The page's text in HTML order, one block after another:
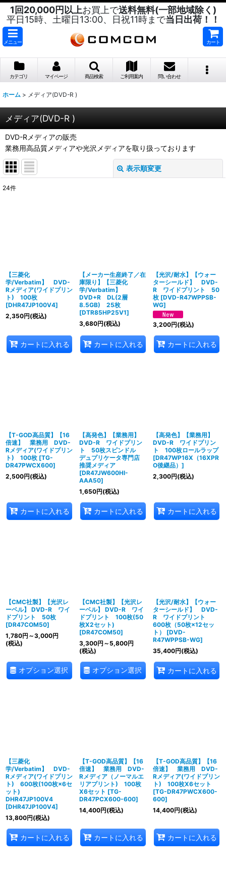
1回20,000円以上お買上で送料無料(一部地域除く)
平日15時、土曜日13:00、日祝11時まで当日出荷！！
メニュー カート
カテゴリ マイページ 商品検索 ご利用案内 問い合わせ
ホーム > メディア(DVD-R )
メディア(DVD-R )
DVD-Rメディアの販売
業務用高品質メディアや光沢メディアを取り扱っております
表示順変更
絞り込む
24件
【三菱化
学/Verbatim】 DVD-
Rメディア(ワイドプリン
ト) 100枚
[DHR47JP100V4]
2,350円(税込)
カートに入れる
【メーカー生産終了／在
庫限り】【三菱化
学/Verbatim】
DVD+R DL(2層
8.5GB) 25枚
[DTR85HP25V1]
3,680円(税込)
カートに入れる
【光沢/耐水】【ウォー
ターシールド】 DVD-
R ワイドプリント 50
枚 [DVD-R47WPPSB-
WG]
3,200円(税込)
カートに入れる
【T-GOD高品質】【16
倍速】 業務用 DVD-
Rメディア(ワイドプリン
ト) 100枚 [TG-
DR47PWCX600]
2,500円(税込)
カートに入れる
【高発色】【業務用】
DVD-R ワイドプリン
ト 50枚スピンドル
デュプリケータ専門店
推奨メディア
[DR47JW600HI-
AAA50]
1,650円(税込)
カートに入れる
【高発色】【業務用】
DVD-R ワイドプリン
ト 100枚ロールラップ
[DR47WP16X（16XPR
O後継品） ]
2,300円(税込)
カートに入れる
【CMC社製】【光沢レ
ーベル】 DVD-R ワイ
ドプリント 50枚
[DR47COM50]
1,780円 ～3,000円
(税込)
オプション選択
【CMC社製】【光沢レ
ーベル】 DVD-R ワイ
ドプリント 100枚(50
枚X2セット)
[DR47COM50]
3,300円 ～5,800円
(税込)
オプション選択
【光沢/耐水】【ウォー
ターシールド】 DVD-
R ワイドプリント
600枚（50枚×12セッ
ト）
[DVD-
R47WPPSB-WG]
35,400円(税込)
カートに入れる
【三菱化
学/Verbatim】 DVD-
Rメディア(ワイドプリン
ト) 600枚(100枚×6セ
ット)
DHR47JP100V4
[DHR47JP100V4]
13,800円(税込)
カートに入れる
【T-GOD高品質】【16
倍速】 業務用 DVD-
Rメディア（ノーマルエ
リアプリント) 100枚
X6セット [TG-
DR47PCX600-600]
14,400円(税込)
カートに入れる
【T-GOD高品質】【16
倍速】 業務用 DVD-
Rメディア(ワイドプリン
ト) 100枚X6セット
[TG-DR47PWCX600-
600]
14,400円(税込)
カートに入れる